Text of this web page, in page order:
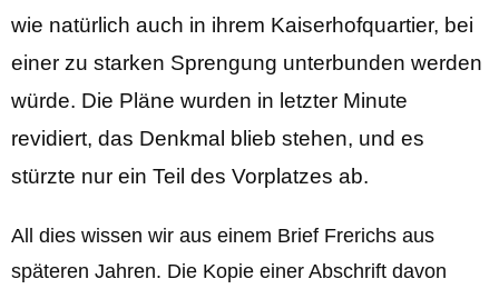
wie natürlich auch in ihrem Kaiserhofquartier, bei
einer zu starken Sprengung unterbunden werden
würde. Die Pläne wurden in letzter Minute
revidiert, das Denkmal blieb stehen, und es
stürzte nur ein Teil des Vorplatzes ab.
All dies wissen wir aus einem Brief Frerichs aus
späteren Jahren. Die Kopie einer Abschrift davon